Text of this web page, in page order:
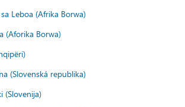
Leboa (Afrika Borwa)
(Aforika Borwa)
(Slovenská republika)
(Slovenija)